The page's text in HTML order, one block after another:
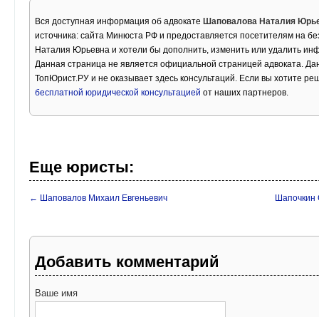
Вся доступная информация об адвокате Шаповалова Наталия
источника: сайта Минюста РФ и предоставляется посетителям на
Наталия Юрьевна и хотели бы дополнить, изменить или удалить
Данная страница не является официальной страницей адвоката.
ТопЮрист.РУ и не оказывает здесь консультаций. Если вы хотите
бесплатной юридической консультацией от наших партнеров.
Еще юристы:
← Шаповалов Михаил Евгеньевич Шапочкин
Добавить комментарий
Ваше имя